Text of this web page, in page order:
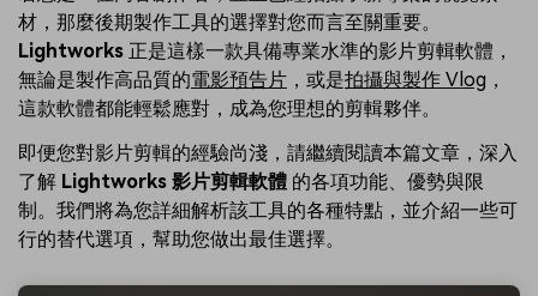
材，那麼後期製作工具的選擇對您而言至關重要。
Lightworks 正是這樣一款具備專業水準的影片剪輯軟體，
無論是製作高品質的電影預告片 ，或是拍攝與製作 Vlog ，
這款軟體都能輕鬆應對，成為您理想的剪輯夥伴。
即便您對影片剪輯的經驗尚淺，請繼續閱讀本篇文章，深入
了解 Lightworks 影片剪輯軟體 的各項功能、優勢與限
制。我們將為您詳細解析該工具的各種特點，並介紹一些可
行的替代選項，幫助您做出最佳選擇。